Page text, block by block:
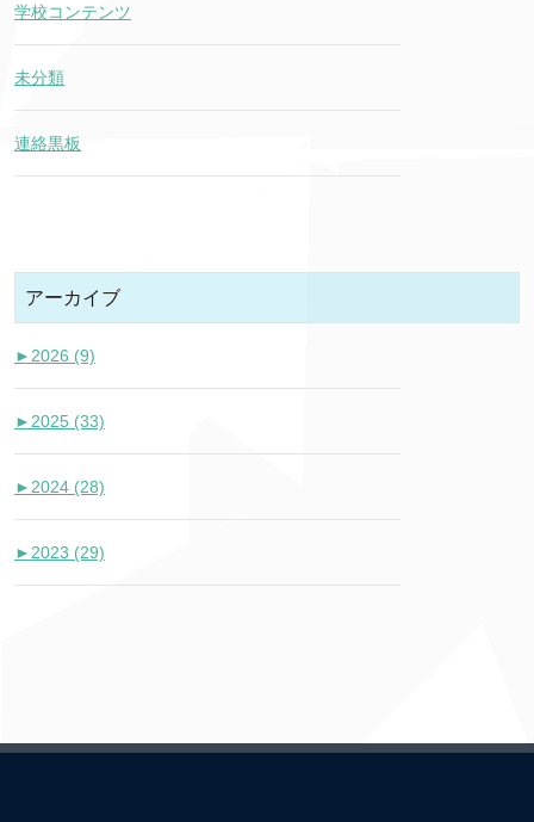
学校コンテンツ
未分類
連絡黒板
アーカイブ
► 2026 (9)
► 2025 (33)
► 2024 (28)
► 2023 (29)